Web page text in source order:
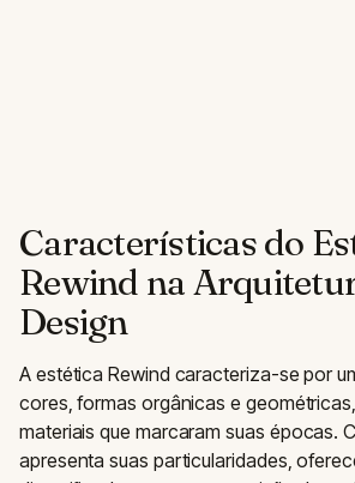
Características do
Rewind na
Design
A estética Rewind caracteriza-se por
cores, formas orgânicas e
materiais que marcaram suas épocas.
apresenta suas particularidades,